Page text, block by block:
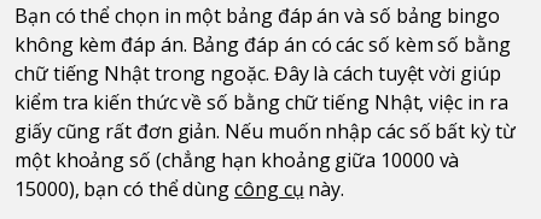
Bạn có thể chọn in một bảng đáp án và số bảng bingo
không kèm đáp án. Bảng đáp án có các số kèm số bằng
chữ tiếng Nhật trong ngoặc. Đây là cách tuyệt vời giúp
kiểm tra kiến thức về số bằng chữ tiếng Nhật, việc in ra
giấy cũng rất đơn giản. Nếu muốn nhập các số bất kỳ từ
một khoảng số (chẳng hạn khoảng giữa 10000 và
15000), bạn có thể dùngcông cụ này.